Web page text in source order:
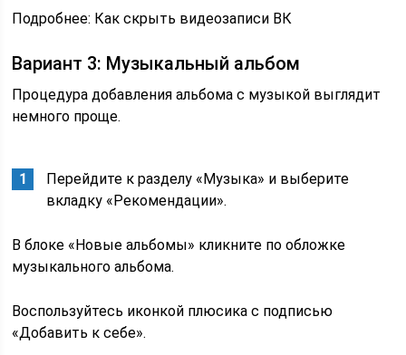
Подробнее: Как скрыть видеозаписи ВК
Вариант 3: Музыкальный альбом
Процедура добавления альбома с музыкой выглядит
немного проще.
Перейдите к разделу «Музыка» и выберите
вкладку «Рекомендации».
В блоке «Новые альбомы» кликните по обложке
музыкального альбома.
Воспользуйтесь иконкой плюсика с подписью
«Добавить к себе».